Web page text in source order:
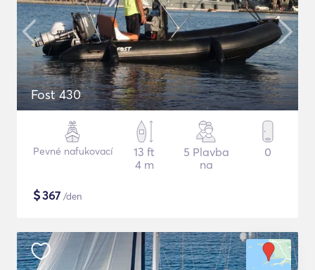
Fost 430
Pevné nafukovací
13 ft
4 m
5 Plavba
na
0
$367 /den